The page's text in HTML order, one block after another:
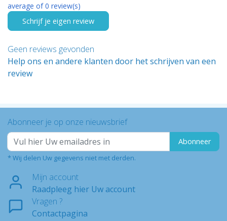
average of 0 review(s)
Schrijf je eigen review
Geen reviews gevonden
Help ons en andere klanten door het schrijven van een
review
Abonneer je op onze nieuwsbrief
Abonneer
* Wij delen Uw gegevens niet met derden.
Mijn account
Raadpleeg hier Uw account
Vragen ?
Contactpagina